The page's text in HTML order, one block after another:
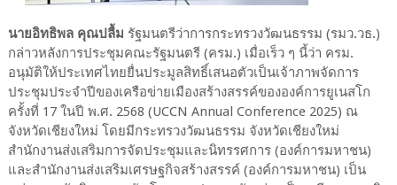
นายอิทธิพล คุณปลื้ม รัฐมนตรีว่าการกระทรวงวัฒนธรรม (รมว.วธ.)
กล่าวหลังการประชุมคณะรัฐมนตรี (ครม.) เมื่อเร็ว ๆ นี้ว่า ครม.
อนุมัติให้ประเทศไทยยื่นประมูลสิทธิ์เสนอตัวเป็นเจ้าภาพจัดการ
ประชุมประจำปีของเครือข่ายเมืองสร้างสรรค์ขององค์การยูเนสโก
ครั้งที่ 17 ในปี พ.ศ. 2568 (UCCN Annual Conference 2025) ณ
จังหวัดเชียงใหม่ โดยมีกระทรวงวัฒนธรรม จังหวัดเชียงใหม่
สำนักงานส่งเสริมการจัดประชุมและนิทรรศการ (องค์การมหาชน)
และสำนักงานส่งเสริมเศรษฐกิจสร้างสรรค์ (องค์การมหาชน) เป็น